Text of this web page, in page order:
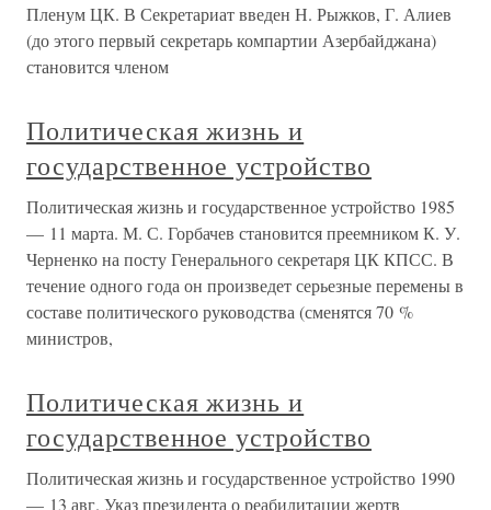
Пленум ЦК. В Секретариат введен Н. Рыжков, Г. Алиев
(до этого первый секретарь компартии Азербайджана)
становится членом
Политическая жизнь и
государственное устройство
Политическая жизнь и государственное устройство 1985
— 11 марта. М. С. Горбачев становится преемником К. У.
Черненко на посту Генерального секретаря ЦК КПСС. В
течение одного года он произведет серьезные перемены в
составе политического руководства (сменятся 70 %
министров,
Политическая жизнь и
государственное устройство
Политическая жизнь и государственное устройство 1990
— 13 авг. Указ президента о реабилитации жертв